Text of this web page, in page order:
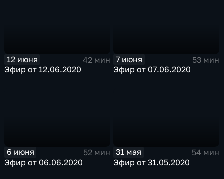
12 июня
42 мин
Эфир от 12.06.2020
7 июня
53 мин
Эфир от 07.06.2020
6 июня
52 мин
Эфир от 06.06.2020
31 мая
54 мин
Эфир от 31.05.2020